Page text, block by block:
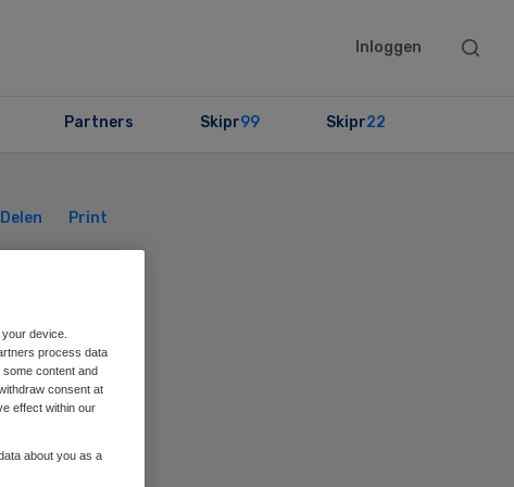
Inloggen
Search
Partners Skipr99 Skipr22
Delen Print
device.
process data
some content and
consent at
effect within our
about you as a